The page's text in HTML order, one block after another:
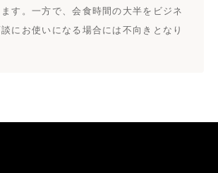
す。一方で、会食時間の大半をビジネ
にお使いになる場合には不向きとなり